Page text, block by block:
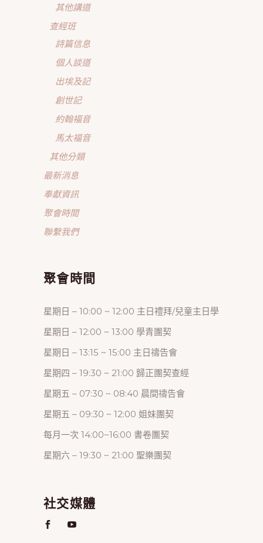
其他講道
查經班
詩篇信息
個人談道
出埃及記
創世記
約翰福音
馬太福音
其他分類
最新消息
奉獻資訊
聚會時間
聯繫我們
聚會時間
星期日 – 10:00 ~ 12:00 主日禮拜/兒童主日學
星期日 – 12:00 ~ 13:00 學青團契
星期日 – 13:15 ~ 15:00 主日禱告會
星期四 – 19:30 ~ 21:00 歸正團契查經
星期五 – 07:30 ~ 08:40 晨間禱告會
星期五 – 09:30 ~ 12:00 姐妹團契
每月一次 14:00~16:00 書卷團契
星期六 – 19:30 ~ 21:00 聖樂團契
社交媒體